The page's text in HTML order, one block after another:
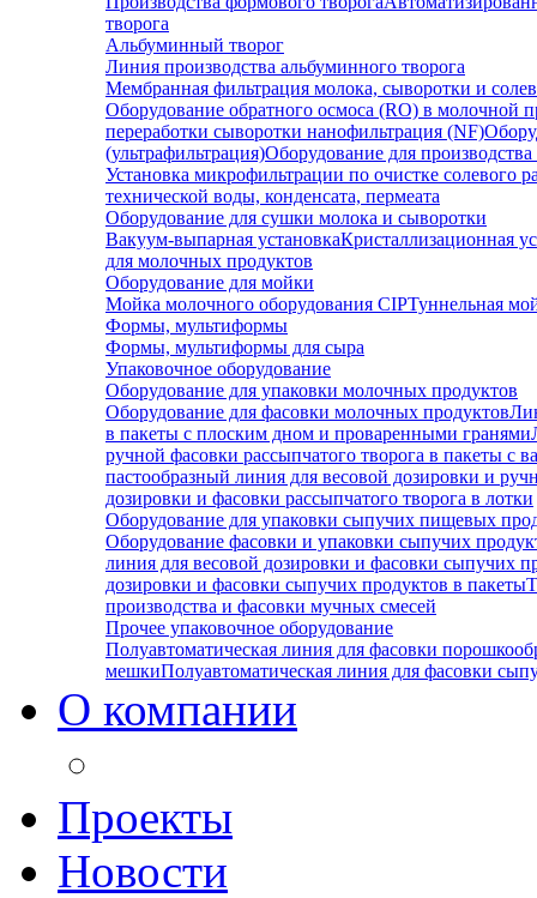
творога
Альбуминный творог
Линия производства альбуминного творога
Мембранная фильтрация молока, сыворотки и
Оборудование обратного осмоса (RO) в молочной
переработки сыворотки нанофильтрация (NF)
(ультрафильтрация)Оборудование для
Установка микрофильтрации по очистке солевого
технической воды, конденсата, пермеата
Оборудование для сушки молока и сыворотки
Вакуум-выпарная установкаКристаллизационная
для молочных продуктов
Оборудование для мойки
Мойка молочного оборудования CIPТуннельная
Формы, мультиформы
Формы, мультиформы для сыра
Упаковочное оборудование
Оборудование для упаковки молочных продуктов
Оборудование для фасовки молочных продуктов
в пакеты с плоским дном и проваренными гранями
ручной фасовки рассыпчатого творога в пакеты с
пастообразный линия для весовой дозировки и
дозировки и фасовки рассыпчатого творога в лотки
Оборудование для упаковки сыпучих пищевых
Оборудование фасовки и упаковки сыпучих
линия для весовой дозировки и фасовки сыпучих
дозировки и фасовки сыпучих продуктов в пакеты
производства и фасовки мучных смесей
Прочее упаковочное оборудование
Полуавтоматическая линия для фасовки
мешкиПолуавтоматическая линия для фасовки
О компании
Проекты
Новости